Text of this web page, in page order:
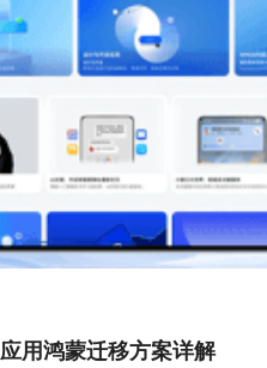
应用鸿蒙迁移方案详解